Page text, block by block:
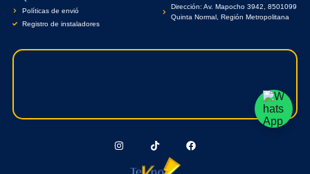
Políticas de envió
Registro de instaladores
Dirección: Av. Mapocho 3942, 8501099
Quinta Normal, Región Metropolitana